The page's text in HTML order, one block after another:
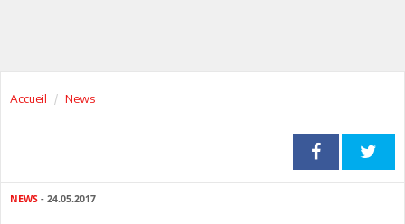
Accueil News
NEWS - 24.05.2017